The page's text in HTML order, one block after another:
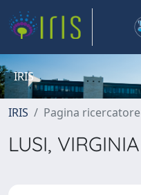
IRIS
IRIS Pagina ricercatore
LUSI, VIRGINIA